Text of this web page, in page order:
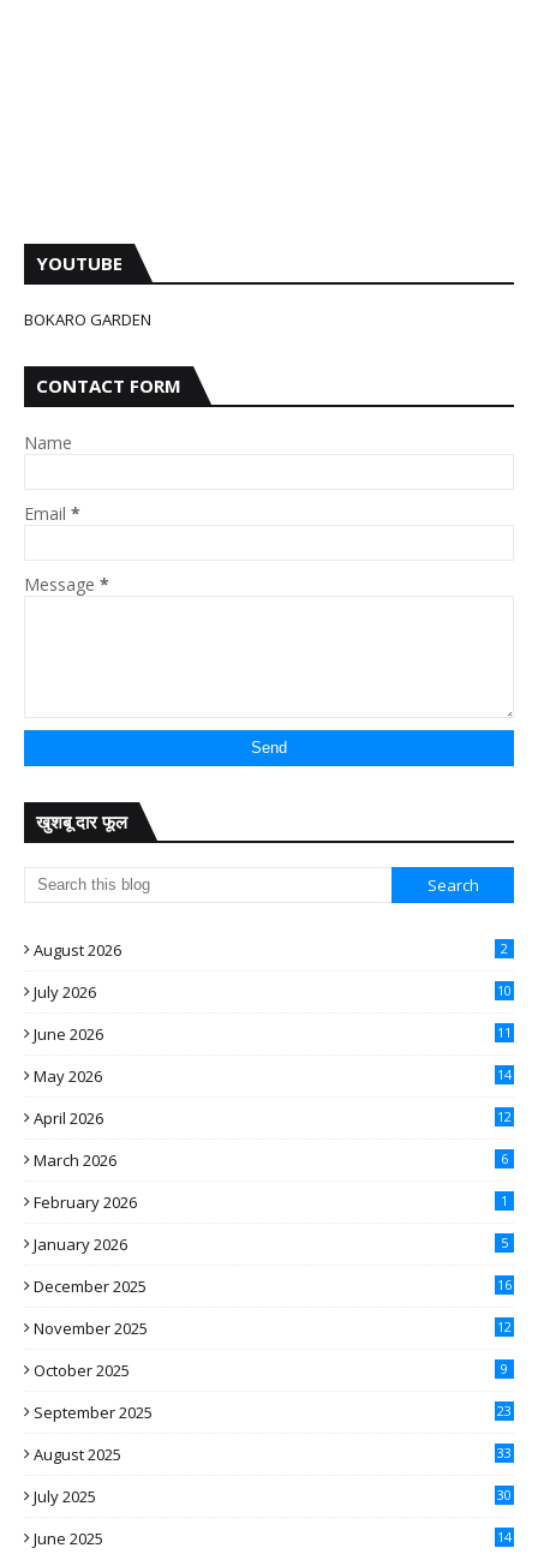
YOUTUBE
BOKARO GARDEN
CONTACT FORM
Name
Email *
Message *
खुशबू दार फूल
August 2026 2
July 2026 10
June 2026 11
May 2026 14
April 2026 12
March 2026 6
February 2026 1
January 2026 5
December 2025 16
November 2025 12
October 2025 9
September 2025 23
August 2025 33
July 2025 30
June 2025 14